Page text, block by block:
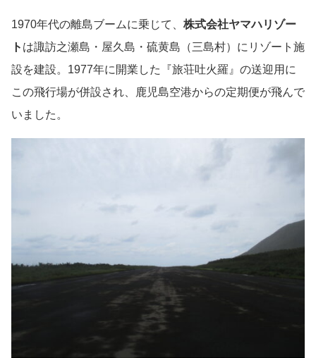
1970年代の離島ブームに乗じて、 株式会社ヤマハリゾー
ト は諏訪之瀬島・屋久島・硫黄島（三島村）にリゾート施
設を建設。1977年に開業した『旅荘吐火羅』の送迎用に
この飛行場が併設され、鹿児島空港からの定期便が飛んで
いました。